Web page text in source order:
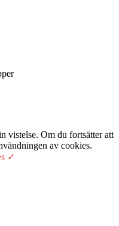
vistelse. Om du fortsätter att
av cookies.
✓